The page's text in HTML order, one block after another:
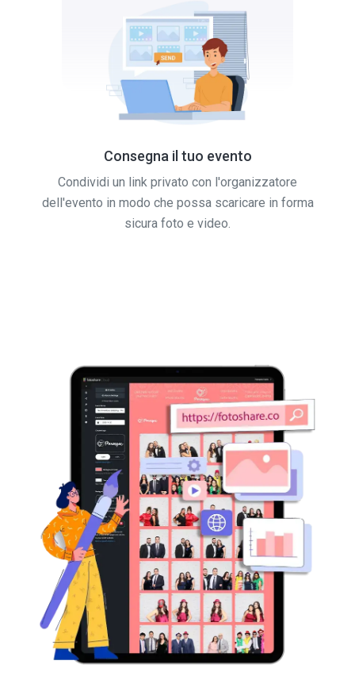
Consegna il tuo evento
Condividi un link privato con l'organizzatore
dell'evento in modo che possa scaricare in forma
sicura foto e video.